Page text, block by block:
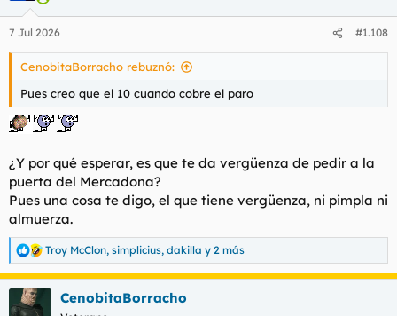
e
s
7 Jul 2026 #1.108
CenobitaBorracho rebuznó:
Pues creo que el 10 cuando cobre el paro
¿Y por qué esperar, es que te da vergüenza de pedir a la
puerta del Mercadona?
Pues una cosa te digo, el que tiene vergüenza, ni pimpla ni
almuerza.
R
e
a
c
Troy McClon, simplicius, dakilla y 2 más
CenobitaBorracho